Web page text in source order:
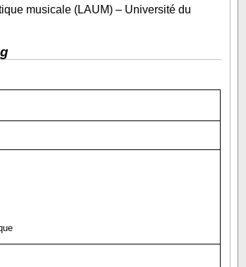
musicale (LAUM) – Université du